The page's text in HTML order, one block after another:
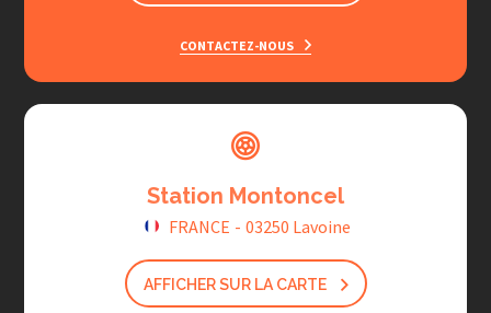
CONTACTEZ-NOUS
Station Montoncel
FRANCE - 03250 Lavoine
AFFICHER SUR LA CARTE